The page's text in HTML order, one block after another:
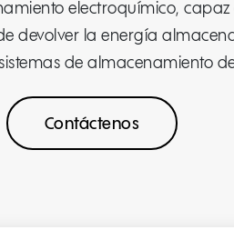
electroquímico,
devolver la energía
de almacenamiento
Contáctenos